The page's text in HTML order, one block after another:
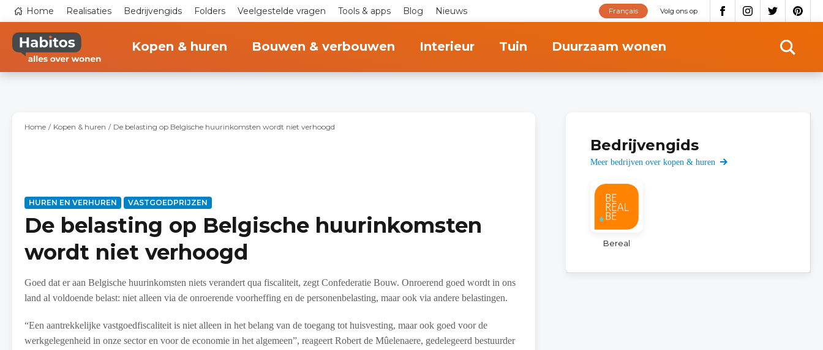
naar
inhoud
gaan
Top
navigation
Home Realisaties Bedrijvengids Folders Veelgestelde vragen Tools & apps Blog Nieuws Volg ons op
Français
Kopen & huren Bouwen & verbouwen Interieur Tuin Duurzaam wonen
Home Kopen & huren De belasting op Belgische huurinkomsten wordt niet verhoogd
HUREN EN VERHUREN VASTGOEDPRIJZEN
De belasting op Belgische huurinkomsten
wordt niet verhoogd
Goed dat er aan Belgische huurinkomsten niets verandert qua fiscaliteit, zegt Confederatie Bouw. Onroerend goed wordt in ons
land al voldoende belast: niet alleen via de onroerende voorheffing en de personenbelasting, maar ook via andere belastingen.
“Een aantrekkelijke vastgoedfiscaliteit is niet alleen in het belang van de toegang tot huisvesting, maar ook goed voor de
werkgelegenheid in onze sector en voor de economie in het algemeen”, reageert Robert de Mûelenaere, gedelegeerd bestuurder
Bedrijvengids
Meer bedrijven over kopen & huren
Bereal